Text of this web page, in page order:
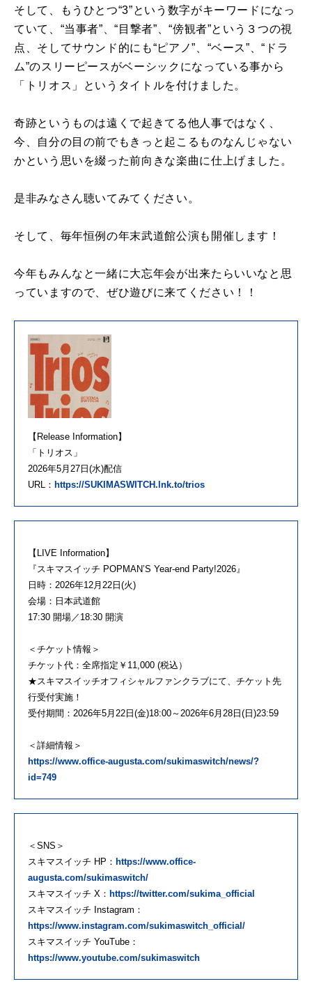
そして、もうひとつ“3”という数字がキーワードになっ
ていて、“当事者”、“目撃者”、“傍観者”という３つの視
点、そしてサウンド的にも“ピアノ”、“ベース”、“ドラ
ム”のスリーピースがベーシックになっている事から
「トリオス」というタイトルを付けました。
奇跡というものは遠くで起きてる他人事ではなく、
今、自分の目の前でもきっと起こるものなんじゃない
かという思いを綴った前向きな楽曲に仕上げました。
是非みなさん聴いてみてください。
そして、毎年恒例の年末武道館公演も開催します！
今年もみんなと一緒に大忘年会が出来たらいいなと思
っていますので、ぜひ遊びに来てください！！
【Release Information】
「トリオス」
2026年5月27日(水)配信
URL： https://SUKIMASWITCH.lnk.to/trios
【LIVE Information】
『スキマスイッチ POPMAN’S Year-end Party!2026』
日時：2026年12月22日(火)
会場：日本武道館
17:30 開場／18:30 開演
＜チケット情報＞
チケット代：全席指定￥11,000 (税込）
★スキマスイッチオフィシャルファンクラブにて、チケット先
行受付実施！
受付期間：2026年5月22日(金)18:00～2026年6月28日(日)23:59
＜詳細情報＞
https://www.office-augusta.com/sukimaswitch/news/?
id=749
＜SNS＞
スキマスイッチ HP： https://www.office-
augusta.com/sukimaswitch/
スキマスイッチ X： https://twitter.com/sukima_official
スキマスイッチ Instagram：
https://www.instagram.com/sukimaswitch_official/
スキマスイッチ YouTube：
https://www.youtube.com/sukimaswitch